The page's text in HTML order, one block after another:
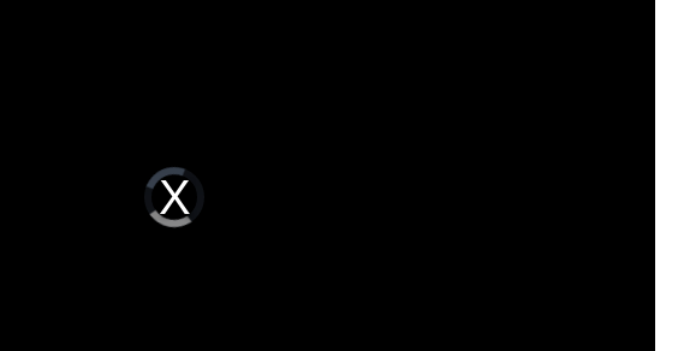
Video
Player
loading.